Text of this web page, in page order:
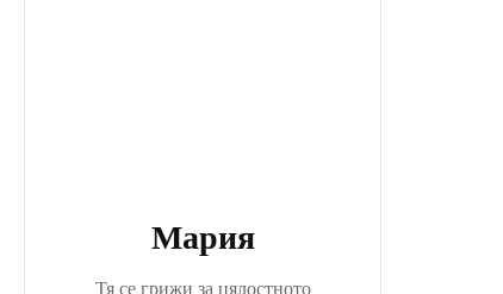
Мария
Тя се грижи за цялостното